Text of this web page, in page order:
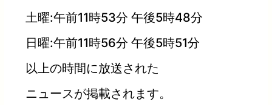
土曜:午前11時53分 午後5時48分
日曜:午前11時56分 午後5時51分
以上の時間に放送された
ニュースが掲載されます。